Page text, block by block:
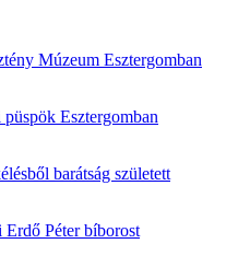
Múzeum Esztergomban
Esztergomban
barátság született
Péter bíborost